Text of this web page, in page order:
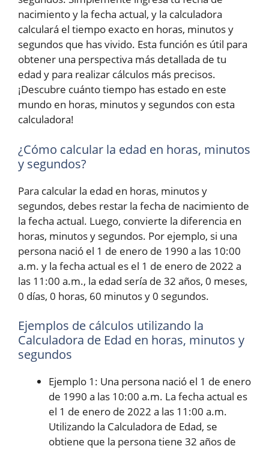
nacimiento y la fecha actual, y la calculadora
calculará el tiempo exacto en horas, minutos y
segundos que has vivido. Esta función es útil para
obtener una perspectiva más detallada de tu
edad y para realizar cálculos más precisos.
¡Descubre cuánto tiempo has estado en este
mundo en horas, minutos y segundos con esta
calculadora!
¿Cómo calcular la edad en horas, minutos
y segundos?
Para calcular la edad en horas, minutos y
segundos, debes restar la fecha de nacimiento de
la fecha actual. Luego, convierte la diferencia en
horas, minutos y segundos. Por ejemplo, si una
persona nació el 1 de enero de 1990 a las 10:00
a.m. y la fecha actual es el 1 de enero de 2022 a
las 11:00 a.m., la edad sería de 32 años, 0 meses,
0 días, 0 horas, 60 minutos y 0 segundos.
Ejemplos de cálculos utilizando la
Calculadora de Edad en horas, minutos y
segundos
Ejemplo 1: Una persona nació el 1 de enero
de 1990 a las 10:00 a.m. La fecha actual es
el 1 de enero de 2022 a las 11:00 a.m.
Utilizando la Calculadora de Edad, se
obtiene que la persona tiene 32 años de